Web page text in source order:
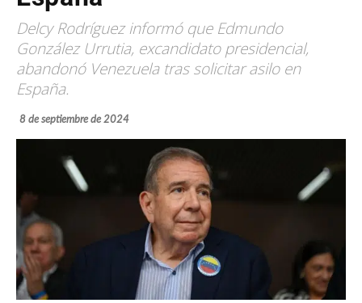
Delcy Rodríguez informó que Edmundo
González Urrutia, excandidato presidencial,
abandonó Venezuela tras solicitar asilo en
España.
8 de septiembre de 2024